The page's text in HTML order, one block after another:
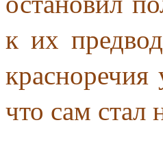
к их
что сам стал